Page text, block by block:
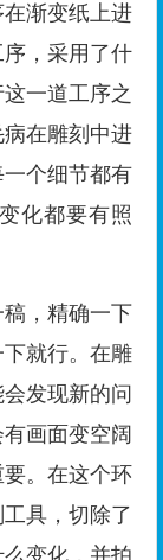
渐变纸上进
，采用了什
一道工序之
在雕刻中进
个细节都有
化都要有照
，精确一下
就行。在雕
发现新的问
画面变空阔
。在这个环
具，切除了